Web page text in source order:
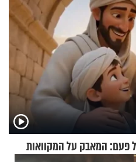
פעם: המאבק על המקוואות